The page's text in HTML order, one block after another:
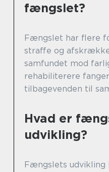
fængslet?
Fængslet har flere
straffe og
samfundet mod
rehabiliterere
tilbagevenden til
Hvad er
udvikling?
Fængslets